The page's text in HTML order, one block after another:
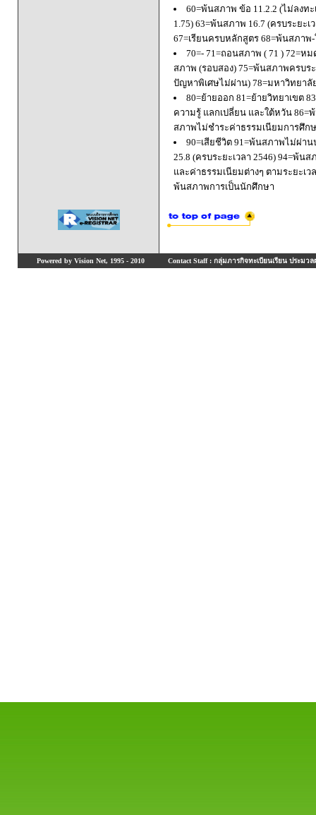
60=พ้นสภาพ ข้อ 11.2.2 (ไม่ลงท
1.75) 63=พ้นสภาพ 16.7 (ครบระยะ
67=เรียนครบหลักสูตร 68=พ้นสภา
70=- 71=ถอนสภาพ ( 71 ) 72=
สภาพ (รอบสอง) 75=พ้นสภาพครบ
ปัญหาพิเศษไม่ผ่าน) 78=มหาวิทยา
80=ย้ายออก 81=ย้ายวิทยาเขต
ความรู้ แลกเปลี่ยน และใต้หวัน
สภาพไม่ชำระค่าธรรมเนียมการศึก
90=เสียชีวิต 91=พ้นสภาพไม่ผ่า
25.8 (ครบระยะเวลา 2546) 94=พ้
และค่าธรรมเนียมต่างๆ ตามระยะเ
พ้นสภาพการเป็นนักศึกษา
Powered by Vision Net, 1995 - 2010 Contact Staff : กลุ่มภารกิจทะเบียนเรียน ประมวล